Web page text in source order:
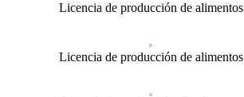
Licencia de producción de alimentos
Licencia de producción de alimentos